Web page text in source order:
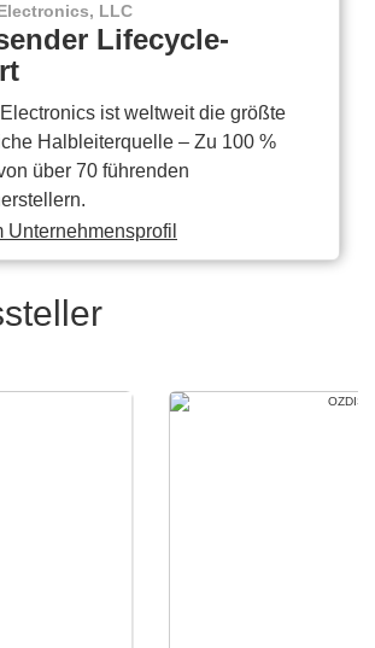
LLC
Lifecycle-
ist weltweit die größte
Halbleiterquelle – Zu 100 %
über 70 führenden
Unternehmensprofil